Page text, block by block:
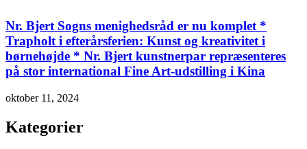
Nr. Bjert Sogns menighedsråd er nu komplet *
Trapholt i efterårsferien: Kunst og kreativitet i
børnehøjde * Nr. Bjert kunstnerpar repræsenteres
på stor international Fine Art-udstilling i Kina
oktober 11, 2024
Kategorier